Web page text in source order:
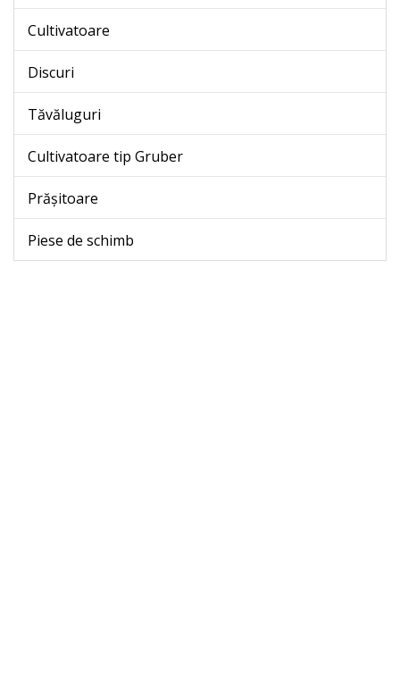
Cultivatoare
Discuri
Tăvăluguri
Cultivatoare tip Gruber
Prășitoare
Piese de schimb